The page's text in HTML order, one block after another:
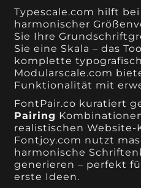
Typescale.com hilft
harmonischer
Sie Ihre
Sie eine Skala – das
komplette
Modularscale.com
Funktionalität mit
FontPair.co kuratiert
Pairing
realistischen Website-
Fontjoy.com nutzt
harmonische
generieren – perfekt
erste Ideen.